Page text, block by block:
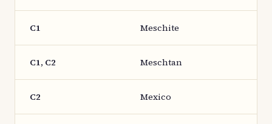
C1 Meschite
C1, C2 Meschtan
C2 Mexico